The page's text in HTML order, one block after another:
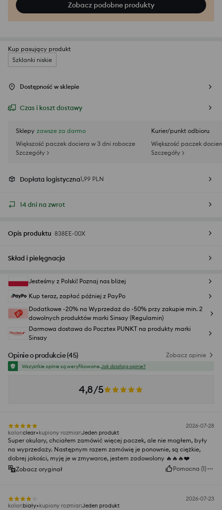
Zobacz podobne produkty
Kup pasujący produkt
Szklanki niskie
Dostępność w sklepie
Czas i koszt dostawy
Sklepy zawsze za darmo
Większość paczek dociera w 3 dni robocze
Szczegóły >
Kurier/punkt odbioru
Większość paczek
Szczegóły >
Dopłata logistyczna1,99 PLN
14 dni na zwrot
Opis produktu 838EE-00X
Skład i pielęgnacja
Jesteśmy z Polski! Poznaj nas bliżej
Kup teraz, zapłać później z PayPo
Dodatkowe -20% na Wyprzedaż do -50% przy zakupie min. 2
dowolnych produktów marki Sinsay (Regulamin)
Darmowa dostawa do Pocztex PUNKT na produkty marki
Sinsay
Opinie o produkcie(45) Zobacz opinie
Wszystkie opinie są weryfikowane.Jak działają opinie?
4,8/5
2026-07-28
kolor:clear kupiony rozmiar:Jeden produkt
Super okulary, chciałem zamówić więcej paczek, ale nie mogłem, były
na wyprzedaży. Następnym razem zamówię je ponownie, są ciężkie,
dobrej jakości, myję je w zmywarce, jestem zadowolony 🔥🔥🔥❤️
Zobacz oryginał
Pomocna (1)
2026-07-23
kolor:biały kupiony rozmiar:Jeden produkt